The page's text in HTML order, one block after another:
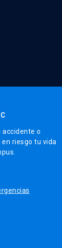
accidente o
riesgo tu vida